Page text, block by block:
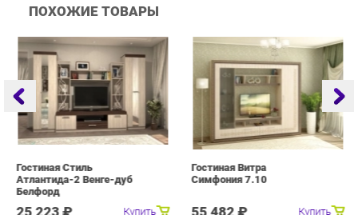
Купить
Гостиная Стиль
Атлантида-2 Венге-дуб
Белфорд
25 223 ₽ Купить
Гостиная Витра
Симфония 7.10
info@drawing-room.ru +7 (903) 000-00-00
КАТАЛОГ
Коллекции
ИНФОРМАЦИЯ
О проекте
ГОРОДА
Весь мир